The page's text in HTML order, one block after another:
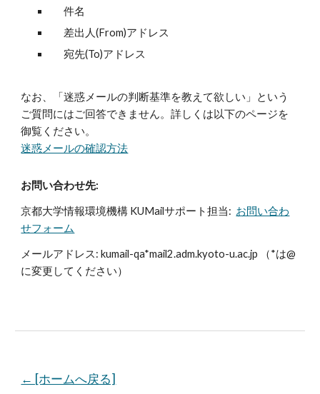
件名
差出人(From)アドレス
宛先(To)アドレス
なお、「迷惑メールの判断基準を教えて欲しい」という
ご質問にはご回答できません。詳しくは以下のページを
御覧ください。
迷惑メールの確認方法
お問い合わせ先:
京都大学情報環境機構 KUMailサポート担当: お問い合わ
せフォーム
メールアドレス: kumail-qa*mail2.adm.kyoto-u.ac.jp （*は@
に変更してください）
← [ホームへ戻る]